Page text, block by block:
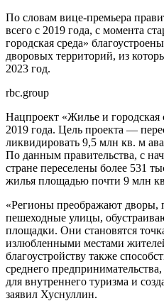
По словам вице-премьера
всего с 2019 года, с момента
городская среда»
дворовых территорий, из
2023 год.
rbc.group
Нацпроект «Жилье и городская
2019 года. Цель проекта —
ликвидировать 9,5 млн кв. м
По данным правительства, с
стране переселены более 531
жилья площадью почти 9 млн
«Регионы преображают дворы,
пешеходные улицы,
площадки. Они становятся
излюбленными местами
благоустройству также
среднего
для внутреннего туризма и
заявил Хуснуллин.